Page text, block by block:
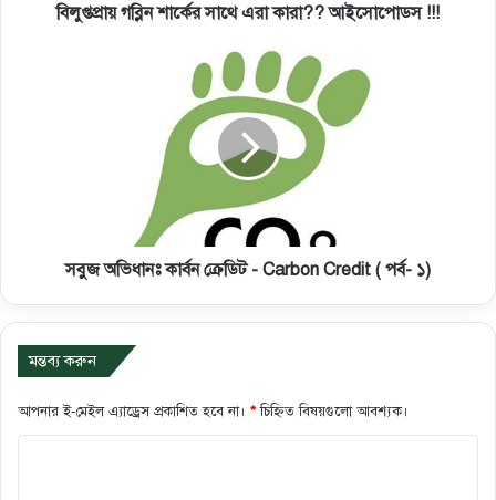
বিলুপ্তপ্রায় গব্লিন শার্কের সাথে এরা কারা?? আইসোপোডস !!!
সবুজ অভিধানঃ কার্বন ক্রেডিট - Carbon Credit ( পর্ব- ১)
মন্তব্য করুন
আপনার ই-মেইল এ্যাড্রেস প্রকাশিত হবে না। *চিহ্নিত বিষয়গুলো আবশ্যক।